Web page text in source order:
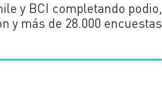
y BCI completando podio,
y más de 28.000 encuestas